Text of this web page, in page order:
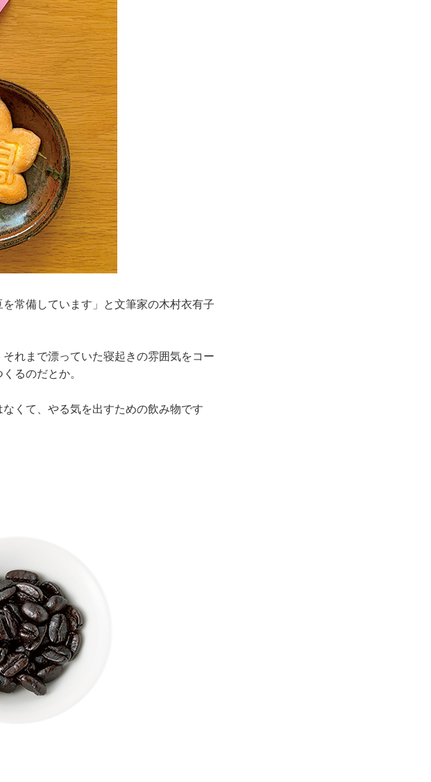
常備しています」と文筆家の木村衣有子
れまで漂っていた寝起きの雰囲気をコー
るのだとか。
くて、やる気を出すための飲み物です